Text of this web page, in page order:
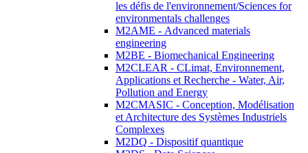
les défis de l'environnement/Sciences for
environmentals challenges
M2AME - Advanced materials
engineering
M2BE - Biomechanical Engineering
M2CLEAR - CLimat, Environnement,
Applications et Recherche - Water, Air,
Pollution and Energy
M2CMASIC - Conception, Modélisation
et Architecture des Systèmes Industriels
Complexes
M2DQ - Dispositif quantique